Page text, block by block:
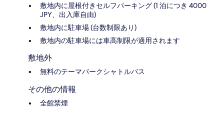
敷地内に屋根付きセルフパーキング (1 泊につき 4000
JPY、出入庫自由)
敷地内に駐車場 (台数制限あり)
敷地内の駐車場には車高制限が適用されます
敷地外
無料のテーマパークシャトルバス
その他の情報
全館禁煙